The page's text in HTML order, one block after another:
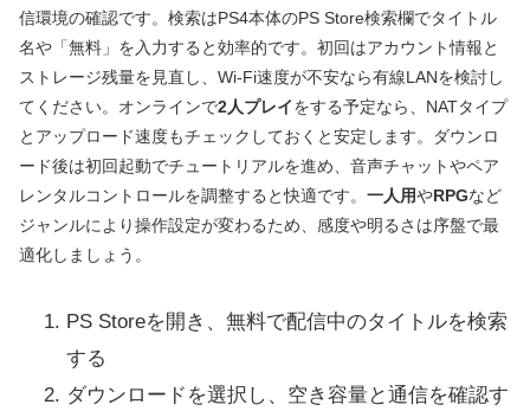
信環境の確認です。検索はPS4本体のPS Store検索欄でタイトル
名や「無料」を入力すると効率的です。初回はアカウント情報と
ストレージ残量を見直し、Wi‑Fi速度が不安なら有線LANを検討し
てください。オンラインで2人プレイをする予定なら、NATタイプ
とアップロード速度もチェックしておくと安定します。ダウンロ
ード後は初回起動でチュートリアルを進め、音声チャットやペア
レンタルコントロールを調整すると快適です。 一人用やRPGなど
ジャンルにより操作設定が変わるため、感度や明るさは序盤で最
適化しましょう。
PS Storeを開き、無料で配信中のタイトルを検索
する
ダウンロードを選択し、空き容量と通信を確認す